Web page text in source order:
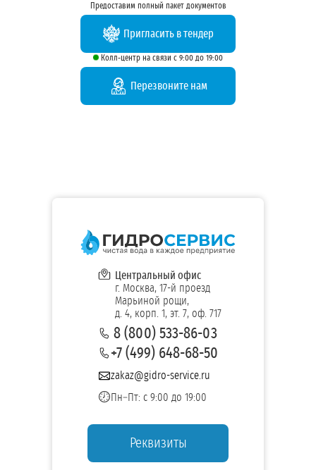
Предоставим полный пакет документов
Пригласить в тендер
Колл-центр на связи с 9:00 до 19:00
Перезвоните нам
Центральный офис
г. Москва, 17-й проезд
Марьиной рощи,
д. 4, корп. 1, эт. 7, оф. 717
8 (800) 533-86-03
+7 (499) 648-68-50
zakaz@gidro-service.ru
Пн–Пт: с 9:00 до 19:00
Реквизиты